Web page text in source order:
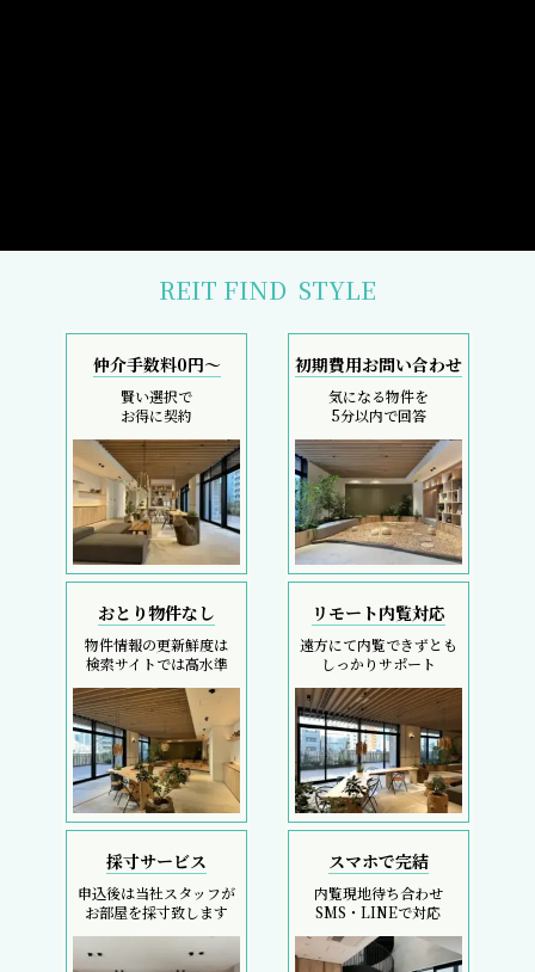
REIT FIND STYLE
仲介手数料0円～
賢い選択で
お得に契約
初期費用お問い合わせ
気になる物件を
5分以内で回答
おとり物件なし
物件情報の更新鮮度は
検索サイトでは高水準
リモート内覧対応
遠方にて内覧できずとも
しっかりサポート
採寸サービス
申込後は当社スタッフが
お部屋を採寸致します
スマホで完結
内覧現地待ち合わせ
SMS・LINEで対応